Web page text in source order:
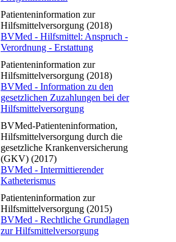
Patienteninformation zur
Hilfsmittelversorgung (2018)
BVMed - Hilfsmittel: Anspruch -
Verordnung - Erstattung
Patienteninformation zur
Hilfsmittelversorgung (2018)
BVMed - Information zu den
gesetzlichen Zuzahlungen bei der
Hilfsmittelversorgung
BVMed-Patienteninformation,
Hilfsmittelversorgung durch die
gesetzliche Krankenversicherung
(GKV) (2017)
BVMed - Intermittierender
Katheterismus
Patienteninformation zur
Hilfsmittelversorgung (2015)
BVMed - Rechtliche Grundlagen
zur Hilfsmittelversorgung